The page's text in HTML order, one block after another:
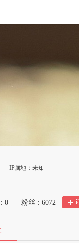
IP属地：未知
0 粉丝： 6072